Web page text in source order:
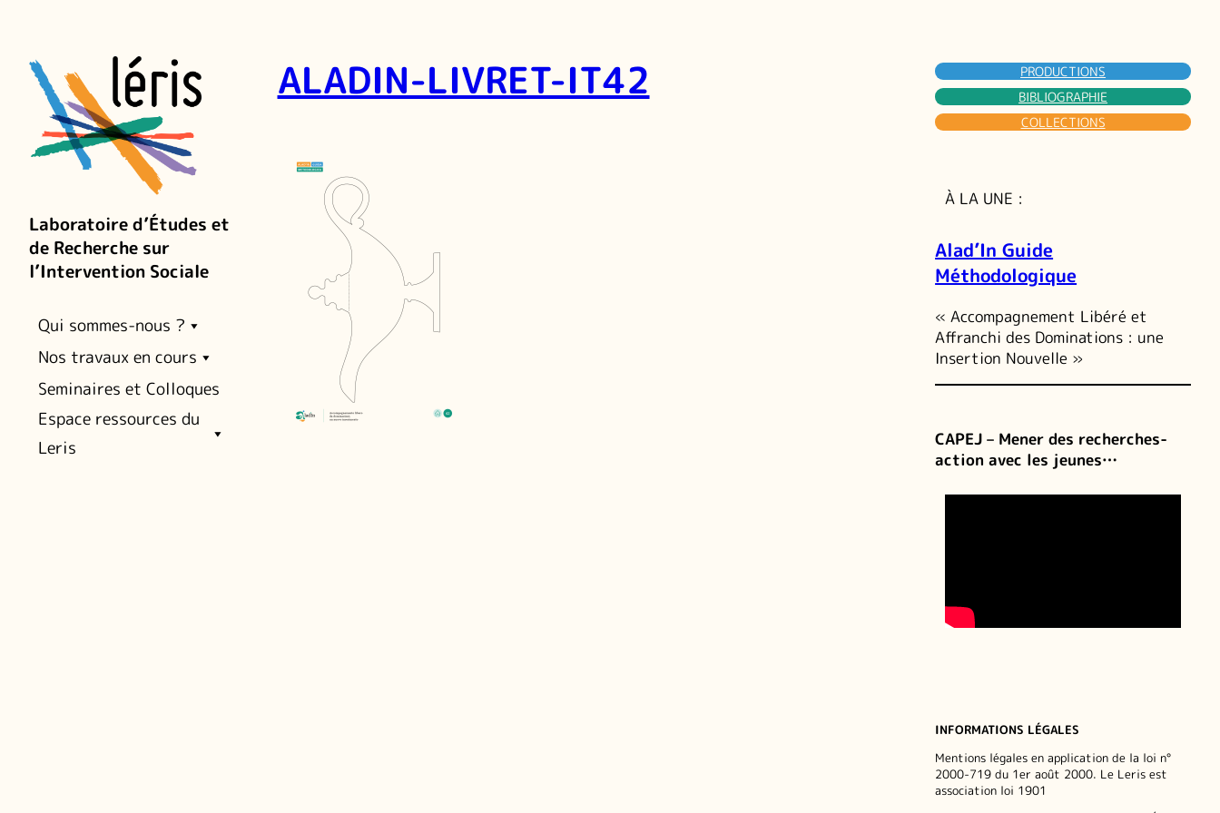
Laboratoire d’Études et
de Recherche sur
l’Intervention Sociale
Qui sommes-nous ?
Nos travaux en cours
Seminaires et Colloques
Espace ressources du
Leris
ALADIN-LIVRET-IT42
PRODUCTIONS
BIBLIOGRAPHIE
COLLECTIONS
À LA UNE :
Alad’In Guide
Méthodologique
« Accompagnement Libéré et
Affranchi des Dominations : une
Insertion Nouvelle »
CAPEJ – Mener des recherches-
action avec les jeunes…
INFORMATIONS LÉGALES
Mentions légales en application de la loi n°
2000-719 du 1er août 2000. Le Leris est
association loi 1901